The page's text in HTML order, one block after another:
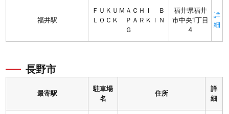
福井駅
ＦＵＫＵＭＡＣＨＩ Ｂ
ＬＯＣＫ ＰＡＲＫＩＮ
Ｇ
福井県福井
市中央1丁目
4
詳
細
長野市
最寄駅
駐車場
名
住所
詳
細